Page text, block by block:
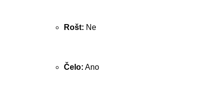
Rošt: Ne
Čelo: Ano